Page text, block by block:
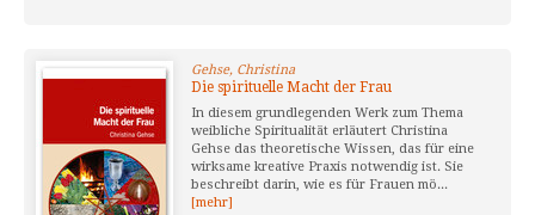
Gehse, Christina
Die spirituelle Macht der Frau
In diesem grundlegenden Werk zum Thema
weibliche Spiritualität erläutert Christina
Gehse das theoretische Wissen, das für eine
wirksame kreative Praxis notwendig ist. Sie
beschreibt darin, wie es für Frauen mö...
[mehr]